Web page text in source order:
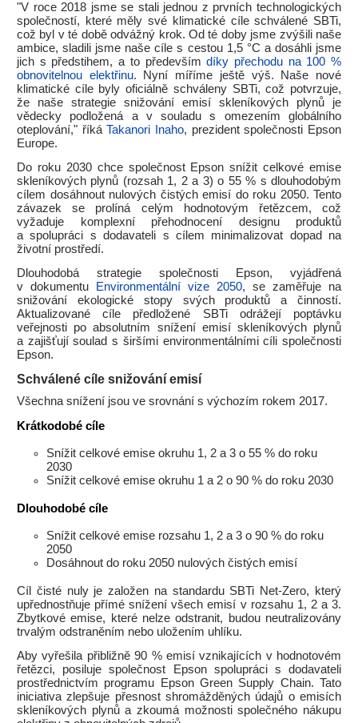
"V roce 2018 jsme se stali jednou z prvních technologických
společností, které měly své klimatické cíle schválené SBTi,
což byl v té době odvážný krok. Od té doby jsme zvýšili naše
ambice, sladili jsme naše cíle s cestou 1,5 °C a dosáhli jsme
jich s předstihem, a to předevšímdíky přechodu na 100 %
obnovitelnou elektřinu. Nyní míříme ještě výš. Naše nové
klimatické cíle byly oficiálně schváleny SBTi, což potvrzuje,
že naše strategie snižování emisí skleníkových plynů je
vědecky podložená a v souladu s omezením globálního
oteplování," říkáTakanori Inaho, prezident společnosti Epson
Europe.
Do roku 2030 chce společnost Epson snížit celkové emise
skleníkových plynů (rozsah 1, 2 a 3) o 55 % s dlouhodobým
cílem dosáhnout nulových čistých emisí do roku 2050. Tento
závazek se prolíná celým hodnotovým řetězcem, což
vyžaduje komplexní přehodnocení designu produktů
a spolupráci s dodavateli s cílem minimalizovat dopad na
životní prostředí.
Dlouhodobá strategie společnosti Epson, vyjádřená
v dokumentu
Environmentální vize 2050, se zaměřuje na
snižování ekologické stopy svých produktů a činností.
Aktualizované cíle předložené SBTi odrážejí poptávku
veřejnosti po absolutním snížení emisí skleníkových plynů
a zajišťují soulad s širšími environmentálními cíli společnosti
Epson.
Schválené cíle snižování emisí
Všechna snížení jsou ve srovnání s výchozím rokem 2017.
Krátkodobé cíle
Snížit celkové emise okruhu 1, 2 a 3 o 55 % do roku
2030
Snížit celkové emise okruhu 1 a 2 o 90 % do roku 2030
Dlouhodobé cíle
Snížit celkové emise rozsahu 1, 2 a 3 o 90 % do roku
2050
Dosáhnout do roku 2050 nulových čistých emisí
Cíl čisté nuly je založen na standardu SBTi Net-Zero, který
upřednostňuje přímé snížení všech emisí v rozsahu 1, 2 a 3.
Zbytkové emise, které nelze odstranit, budou neutralizovány
trvalým odstraněním nebo uložením uhlíku.
Aby vyřešila přibližně 90 % emisí vznikajících v hodnotovém
řetězci, posiluje společnost Epson spolupráci s dodavateli
prostřednictvím programu Epson Green Supply Chain. Tato
iniciativa zlepšuje přesnost shromážděných údajů o emisích
skleníkových plynů a zkoumá možnosti společného nákupu